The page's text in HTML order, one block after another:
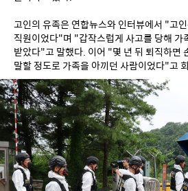
고인의 유족은 연합뉴스와 인터뷰에서 "고
직원이었다"며 "갑작스럽게 사고를 당해 가
받았다"고 말했다. 이어 "몇 년 뒤 퇴직하면
말할 정도로 가족을 아끼던 사람이었다"고